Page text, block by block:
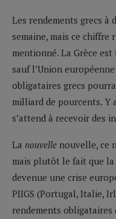
Les rendements grecs à
semaine, mais ce chiffre
mentionné. La Grèce
sauf l’Union
obligataires grecs
milliard de pourcents. Y
s’attend à recevoir des
La nouvelle nouvelle, ce
mais plutôt le fait que la
devenue une crise
PIIGS (Portugal, Italie,
rendements